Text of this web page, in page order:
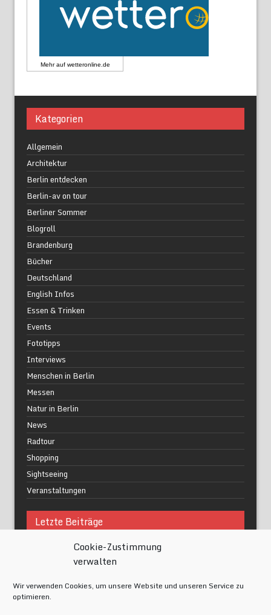
Cookie-Zustimmung
verwalten
Wir verwenden Cookies, um unsere Website und unseren Service zu
optimieren.
Mehr auf wetteronline.de
Kategorien
Allgemein
Architektur
Berlin entdecken
Berlin-av on tour
Berliner Sommer
Blogroll
Brandenburg
Bücher
Deutschland
English Infos
Essen & Trinken
Events
Fototipps
Interviews
Menschen in Berlin
Messen
Natur in Berlin
News
Radtour
Shopping
Sightseeing
Veranstaltungen
Letzte Beiträge
Was macht urbane Lebensqualität wirklich aus?
Grüne Oasen in Berlin
Festival of Lights Berlin 2024
Gesund schlafen im modernen Alltag